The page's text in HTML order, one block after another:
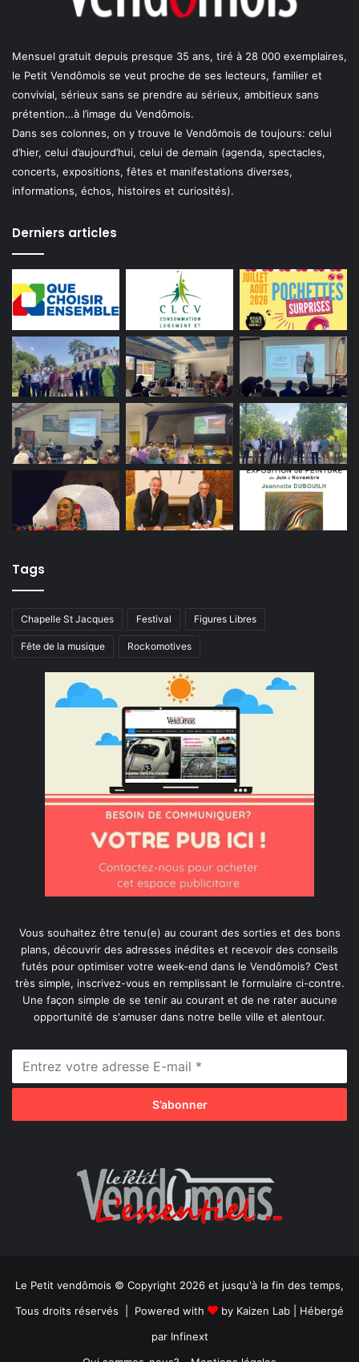
Mensuel gratuit depuis presque 35 ans, tiré à 28 000 exemplaires,
le Petit Vendômois se veut proche de ses lecteurs, familier et
convivial, sérieux sans se prendre au sérieux, ambitieux sans
prétention…à l’image du Vendômois.
Dans ses colonnes, on y trouve le Vendômois de toujours: celui
d’hier, celui d’aujourd’hui, celui de demain (agenda, spectacles,
concerts, expositions, fêtes et manifestations diverses,
informations, échos, histoires et curiosités).
Derniers articles
Tags
Chapelle St Jacques Festival Figures Libres
Fête de la musique Rockomotives
Vous souhaitez être tenu(e) au courant des sorties et des bons
plans, découvrir des adresses inédites et recevoir des conseils
futés pour optimiser votre week-end dans le Vendômois? C’est
très simple, inscrivez-vous en remplissant le formulaire ci-contre.
Une façon simple de se tenir au courant et de ne rater aucune
opportunité de s'amuser dans notre belle ville et alentour.
Le Petit vendômois © Copyright 2026 et jusqu'à la fin des temps,
Tous droits réservés | Powered with
by Kaizen Lab | Hébergé
par Infinext